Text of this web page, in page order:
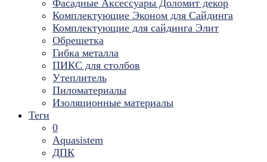
Фасадные Аксессуары Доломит декор
Комплектующие Эконом для Сайдинга
Комплектующие для cайдинга Элит
Обрешетка
Гибка металла
ПИКС для столбов
Утеплитель
Пиломатериалы
Изоляционные материалы
Теги
0
Aquasistem
ДПК